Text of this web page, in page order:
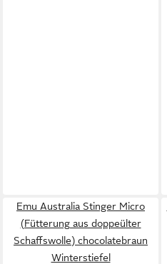
Emu Australia Stinger Micro
(Fütterung aus doppeülter
Schaffswolle) chocolatebraun
Winterstiefel